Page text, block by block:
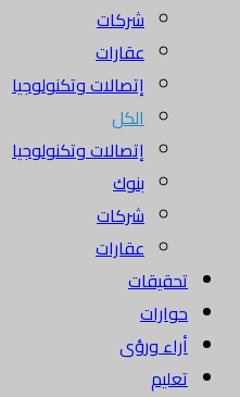
شركات
عقارات
إتصالات وتكنولوجيا
الكل
إتصالات وتكنولوجيا
بنوك
شركات
عقارات
تحقيقات
حوارات
أراء ورؤى
تعليم